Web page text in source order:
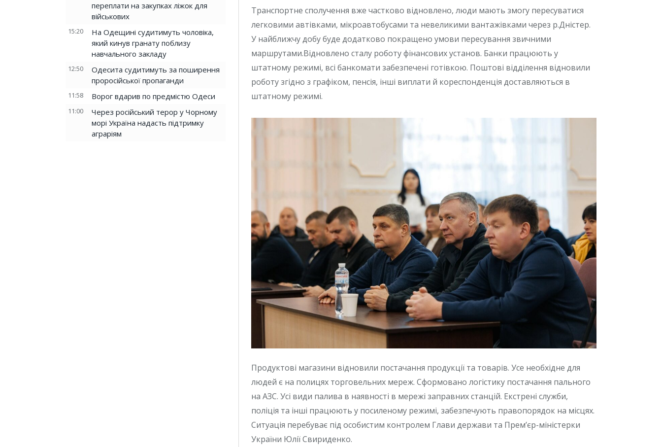
переплати на закупках ліжок для
військових
15:20
На Одещині судитимуть чоловіка,
який кинув гранату поблизу
навчального закладу
12:50
Одесита судитимуть за поширення
проросійської пропаганди
11:58 Ворог вдарив по предмістю Одеси
11:00
Через російський терор у Чорному
морі Україна надасть підтримку
аграріям
Транспортне сполучення вже частково відновлено, люди мають змогу пересуватися
легковими автівками, мікроавтобусами та невеликими вантажівками через р.Дністер.
У найближчу добу буде додатково покращено умови пересування звичними
маршрутами.Відновлено сталу роботу фінансових установ. Банки працюють у
штатному режимі, всі банкомати забезпечені готівкою. Поштові відділення відновили
роботу згідно з графіком, пенсія, інші виплати й кореспонденція доставляються в
штатному режимі.
Продуктові магазини відновили постачання продукції та товарів. Усе необхідне для
людей є на полицях торговельних мереж. Сформовано логістику постачання пального
на АЗС. Усі види палива в наявності в мережі заправних станцій. Екстрені служби,
поліція та інші працюють у посиленому режимі, забезпечують правопорядок на місцях.
Ситуація перебуває під особистим контролем Глави держави та Премʼєр-міністерки
України Юлії Свириденко.